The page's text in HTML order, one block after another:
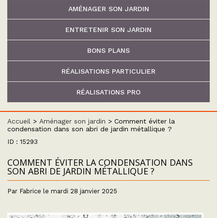
AMÉNAGER SON JARDIN
ENTRETENIR SON JARDIN
BONS PLANS
RÉALISATIONS PARTICULIER
RÉALISATIONS PRO
Accueil > Aménager son jardin > Comment éviter la
condensation dans son abri de jardin métallique ?
ID : 15293
COMMENT ÉVITER LA CONDENSATION DANS
SON ABRI DE JARDIN MÉTALLIQUE ?
Par Fabrice le mardi 28 janvier 2025